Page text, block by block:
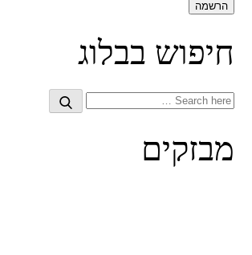
חיפוש בבלוג
Search
Search
מבזקים